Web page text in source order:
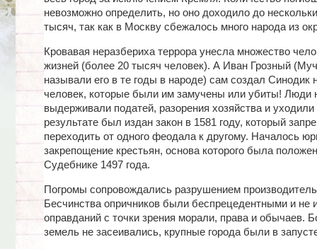
невозможно определить, но оно доходило до
тысяч, так как в Москву сбежалось много народа из
Кровавая неразбериха террора унесла множество
жизней (более 20 тысяч человек). А Иван Грозный
называли его в те годы в народе) сам создал Синодик
человек, которые были им замучены или убиты! Люди
выдерживали податей, разорения хозяйства и уходили
результате был издан закон в 1581 году, который
переходить от одного феодала к другому. Началось
закрепощение крестьян, основа которого была
Судебнике 1497 года.
Погромы сопровождались разрушением
Бесчинства опричников были беспрецедентными и не
оправданий с точки зрения морали, права и обычаев.
земель не засеивались, крупные города были в